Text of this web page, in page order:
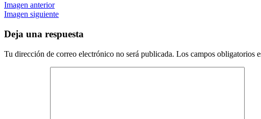
Imagen anterior
Imagen siguiente
Deja una respuesta
Tu dirección de correo electrónico no será publicada. Los campos obligatorios